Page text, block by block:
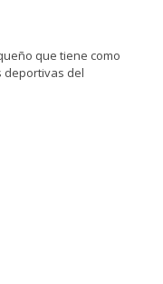
que tiene como
deportivas del